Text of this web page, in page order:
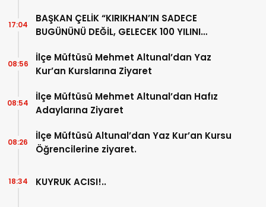
BAŞKAN ÇELİK “KIRIKHAN’IN SADECE
BUGÜNÜNÜ DEĞİL, GELECEK 100 YILINI
17:04
İlçe Müftüsü Mehmet Altunal’dan Yaz
Kur’an Kurslarına Ziyaret
08:56
İlçe Müftüsü Mehmet Altunal’dan Hafız
Adaylarına Ziyaret
08:54
İlçe Müftüsü Altunal’dan Yaz Kur’an Kursu
Öğrencilerine ziyaret.
08:26
KUYRUK ACISI!..
18:34